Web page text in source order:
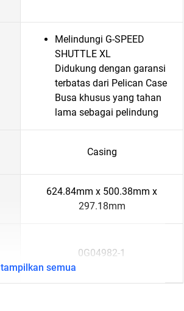
Melindungi G-SPEED
SHUTTLE XL
Didukung dengan garansi
terbatas dari Pelican Case
Busa khusus yang tahan
lama sebagai pelindung
Casing
624.84mm x 500.38mm x
297.18mm
0G04982-1
tampilkan semua